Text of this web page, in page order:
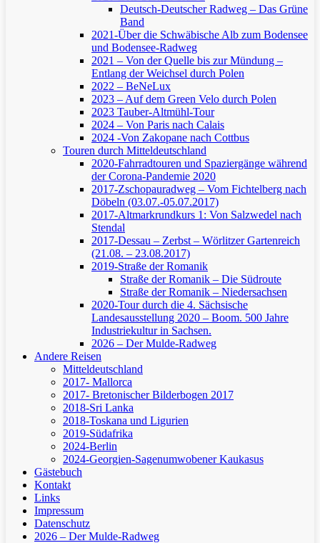
Deutsch-Deutscher Radweg – Das Grüne
Band
2021-Über die Schwäbische Alb zum Bodensee
und Bodensee-Radweg
2021 – Von der Quelle bis zur Mündung –
Entlang der Weichsel durch Polen
2022 – BeNeLux
2023 – Auf dem Green Velo durch Polen
2023 Tauber-Altmühl-Tour
2024 – Von Paris nach Calais
2024 -Von Zakopane nach Cottbus
Touren durch Mitteldeutschland
2020-Fahrradtouren und Spaziergänge während
der Corona-Pandemie 2020
2017-Zschopauradweg – Vom Fichtelberg nach
Döbeln (03.07.-05.07.2017)
2017-Altmarkrundkurs 1: Von Salzwedel nach
Stendal
2017-Dessau – Zerbst – Wörlitzer Gartenreich
(21.08. – 23.08.2017)
2019-Straße der Romanik
Straße der Romanik – Die Südroute
Straße der Romanik – Niedersachsen
2020-Tour durch die 4. Sächsische
Landesausstellung 2020 – Boom. 500 Jahre
Industriekultur in Sachsen.
2026 – Der Mulde-Radweg
Andere Reisen
Mitteldeutschland
2017- Mallorca
2017- Bretonischer Bilderbogen 2017
2018-Sri Lanka
2018-Toskana und Ligurien
2019-Südafrika
2024-Berlin
2024-Georgien-Sagenumwobener Kaukasus
Gästebuch
Kontakt
Links
Impressum
Datenschutz
2026 – Der Mulde-Radweg